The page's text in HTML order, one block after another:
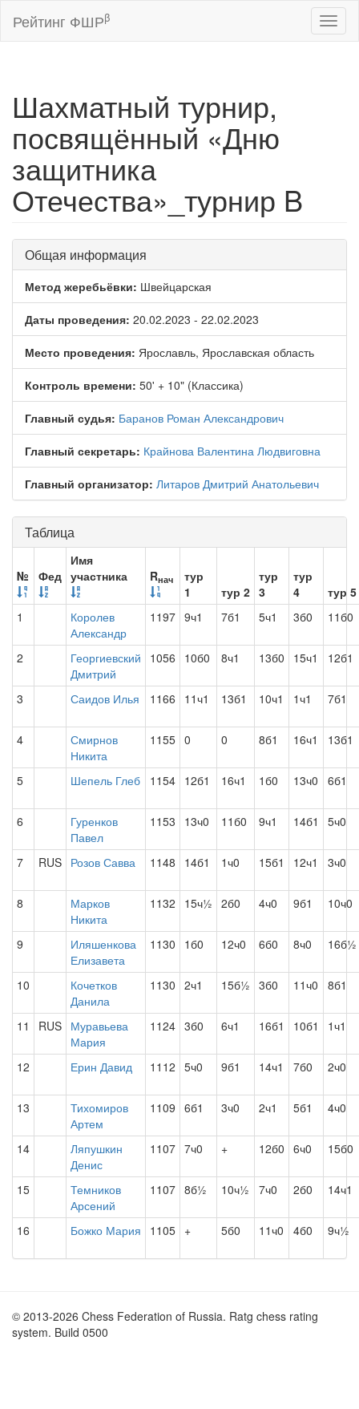
Рейтинг ФШРβ
Шахматный турнир,
посвящённый «Дню
защитника
Отечества»_турнир B
Общая информация
Метод жеребьёвки: Швейцарская
Даты проведения: 20.02.2023 - 22.02.2023
Место проведения: Ярославль, Ярославская область
Контроль времени: 50' + 10" (Классика)
Главный судья: Баранов Роман Александрович
Главный секретарь: Крайнова Валентина Людвиговна
Главный организатор: Литаров Дмитрий Анатольевич
Таблица
№ Фед
Имя
участника
Rнач
тур
1
тур 2
тур
3
тур
4
тур 5
1
Королев
Александр
1197 9ч1 7б1 5ч1 3б0 11б0
2
Георгиевский
Дмитрий
1056 10б0 8ч1 13б0 15ч1 12б1
3 Саидов Илья 1166 11ч1 13б1 10ч1 1ч1 7б1
4
Смирнов
Никита
1155 0 0 8б1 16ч1 13б1
5 Шепель Глеб 1154 12б1 16ч1 1б0 13ч0 6б1
6
Гуренков
Павел
1153 13ч0 11б0 9ч1 14б1 5ч0
7 RUS Розов Савва 1148 14б1 1ч0 15б1 12ч1 3ч0
8
Марков
Никита
1132 15ч½ 2б0 4ч0 9б1 10ч0
9
Иляшенкова
Елизавета
1130 1б0 12ч0 6б0 8ч0 16б½
10
Кочетков
Данила
1130 2ч1 15б½ 3б0 11ч0 8б1
11 RUS Муравьева
Мария
1124 3б0 6ч1 16б1 10б1 1ч1
12 Ерин Давид 1112 5ч0 9б1 14ч1 7б0 2ч0
13
Тихомиров
Артем
1109 6б1 3ч0 2ч1 5б1 4ч0
14
Ляпушкин
Денис
1107 7ч0 + 12б0 6ч0 15б0
15
Темников
Арсений
1107 8б½ 10ч½ 7ч0 2б0 14ч1
16 Божко Мария 1105 + 5б0 11ч0 4б0 9ч½
© 2013-2026 Chess Federation of Russia. Ratg chess rating
system. Build 0500